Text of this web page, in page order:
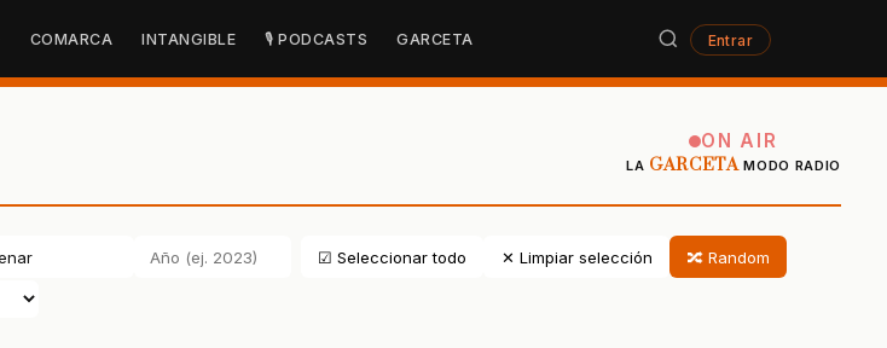
COMARCA INTANGIBLE 🎙 PODCASTS GARCETA Entrar
ON AIR
LA GARCETAMODO RADIO
☑ Seleccionar todo ✕ Limpiar selección 🔀 Random